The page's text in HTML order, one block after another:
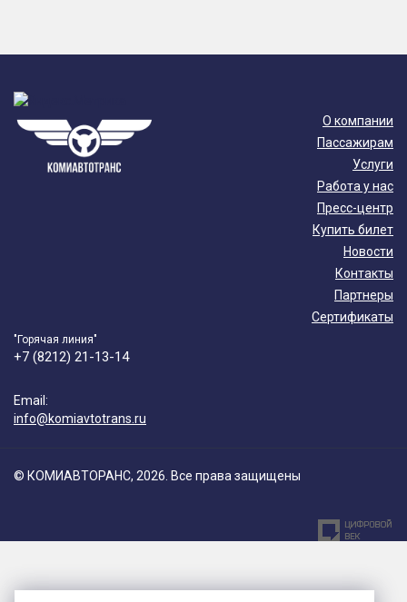
О компании
Пассажирам
Услуги
Работа у нас
Пресс-центр
Купить билет
Новости
Контакты
Партнеры
Сертификаты
"Горячая линия"
+7 (8212) 21-13-14
Email:
info@komiavtotrans.ru
© КОМИАВТОРАНС, 2026. Все права защищены